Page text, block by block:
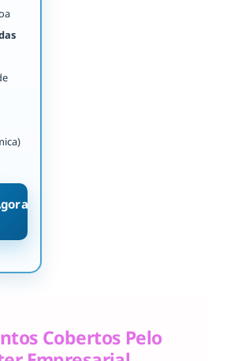
Cobertos Pelo